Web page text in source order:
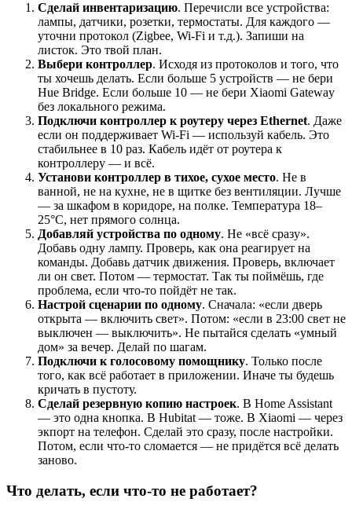
Сделай инвентаризацию. Перечисли все устройства:
лампы, датчики, розетки, термостаты. Для каждого —
уточни протокол (Zigbee, Wi-Fi и т.д.). Запиши на
листок. Это твой план.
Выбери контроллер. Исходя из протоколов и того, что
ты хочешь делать. Если больше 5 устройств — не бери
Hue Bridge. Если больше 10 — не бери Xiaomi Gateway
без локального режима.
Подключи контроллер к роутеру через Ethernet. Даже
если он поддерживает Wi-Fi — используй кабель. Это
стабильнее в 10 раз. Кабель идёт от роутера к
контроллеру — и всё.
Установи контроллер в тихое, сухое место. Не в
ванной, не на кухне, не в щитке без вентиляции. Лучше
— за шкафом в коридоре, на полке. Температура 18–
25°C, нет прямого солнца.
Добавляй устройства по одному. Не «всё сразу».
Добавь одну лампу. Проверь, как она реагирует на
команды. Добавь датчик движения. Проверь, включает
ли он свет. Потом — термостат. Так ты поймёшь, где
проблема, если что-то пойдёт не так.
Настрой сценарии по одному. Сначала: «если дверь
открыта — включить свет». Потом: «если в 23:00 свет не
выключен — выключить». Не пытайся сделать «умный
дом» за вечер. Делай по шагам.
Подключи к голосовому помощнику. Только после
того, как всё работает в приложении. Иначе ты будешь
кричать в пустоту.
Сделай резервную копию настроек. В Home Assistant
— это одна кнопка. В Hubitat — тоже. В Xiaomi — через
экпорт на телефон. Сделай это сразу, после настройки.
Потом, если что-то сломается — не придётся всё делать
заново.
Что делать, если что-то не работает?